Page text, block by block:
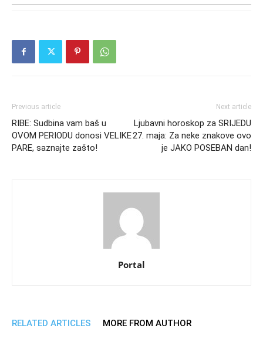
Previous article
RIBE: Sudbina vam baš u
OVOM PERIODU donosi VELIKE
PARE, saznajte zašto!
Next article
Ljubavni horoskop za SRIJEDU
27. maja: Za neke znakove ovo
je JAKO POSEBAN dan!
Portal
RELATED ARTICLES MORE FROM AUTHOR